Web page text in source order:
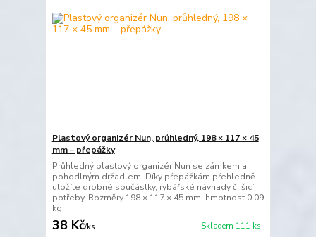
Plastový organizér Nun, průhledný, 198 × 117 × 45
mm – přepážky
Průhledný plastový organizér Nun se zámkem a
pohodlným držadlem. Díky přepážkám přehledně
uložíte drobné součástky, rybářské návnady či šicí
potřeby. Rozměry 198 × 117 × 45 mm, hmotnost 0,09
kg.
38 Kč/ks Skladem 111 ks